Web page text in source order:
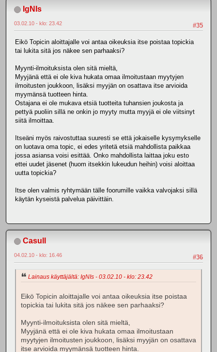
IgNIs
#35
03.02.10 - klo: 23.42
Eikö Topicin aloittajalle voi antaa oikeuksia itse poistaa topickia
tai lukita sitä jos näkee sen parhaaksi?
Myynti-ilmoituksista olen sitä mieltä,
Myyjänä että ei ole kiva hukata omaa ilmoitustaan myytyjen
ilmoitusten joukkoon, lisäksi myyjän on osattava itse arvioida
myymänsä tuotteen hinta.
Ostajana ei ole mukava etsiä tuotteita tuhansien joukosta ja
pettyä puoliin sillä ne onkin jo myyty mutta myyjä ei ole viitsinyt
siitä ilmoittaa.
Itseäni myös raivostuttaa suuresti se että jokaiselle kysymykselle
on luotava oma topic, ei edes yritetä etsiä mahdollista paikkaa
jossa asiansa voisi esittää. Onko mahdollista laittaa joku esto
ettei uudet jäsenet (huom itsekkin lukeudun heihin) voisi aloittaa
uutta topickia?
Itse olen valmis ryhtymään tälle foorumille vaikka valvojaksi sillä
käytän kyseistä palvelua päivittäin.
Casull
#36
04.02.10 - klo: 16.46
Lainaus käyttäjältä: IgNIs - 03.02.10 - klo: 23.42
Eikö Topicin aloittajalle voi antaa oikeuksia itse poistaa
topickia tai lukita sitä jos näkee sen parhaaksi?
Myynti-ilmoituksista olen sitä mieltä,
Myyjänä että ei ole kiva hukata omaa ilmoitustaan
myytyjen ilmoitusten joukkoon, lisäksi myyjän on osattava
itse arvioida myymänsä tuotteen hinta.